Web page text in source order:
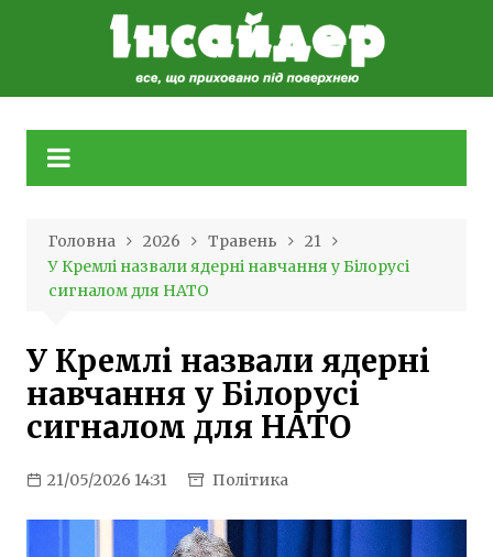
Головна 2026 Травень
21
У Кремлі назвали ядерні навчання у Білорусі
сигналом для НАТО
У Кремлі назвали ядерні
навчання у Білорусі
сигналом для НАТО
21/05/2026 14:31 Політика